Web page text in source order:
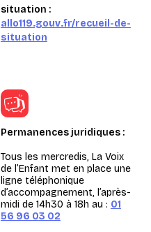
situation :
allo119.gouv.fr/recueil-de-
situation
Permanences juridiques :
Tous les mercredis, La Voix
de l’Enfant met en place une
ligne téléphonique
d’accompagnement, l’après-
midi de 14h30 à 18h au : 01
56 96 03 02